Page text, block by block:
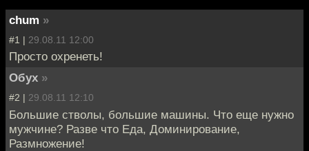
chum »
#1 | 29.08.11 12:00
Просто охренеть!
Обух »
#2 | 29.08.11 12:10
Большие стволы, большие машины. Что еще нужно
мужчине? Разве что Еда, Доминирование,
Размножение!